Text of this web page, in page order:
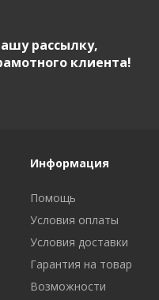
рассылку,
клиента!
Информация
Помощь
Условия оплаты
Условия доставки
Гарантия на товар
Возможности